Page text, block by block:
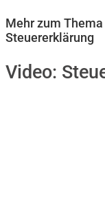
Mehr zum
Steuererklärung
Video: